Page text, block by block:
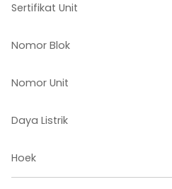
Sertifikat Unit
Nomor Blok
Nomor Unit
Daya Listrik
Hoek